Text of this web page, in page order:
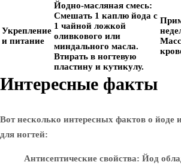
Укрепление
и питание
Йодно-масляная смесь:
Смешать 1 каплю йода с
1 чайной ложкой
оливкового или
миндального масла.
Втирать в ногтевую
пластину и кутикулу.
Интересные факты
Вот несколько интересных фактов о йоде
для ногтей:
Антисептические свойства: Йод